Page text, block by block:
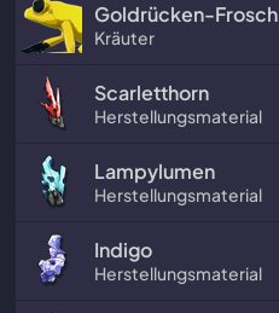
Goldrücken-Frosch
Kräuter
Scarletthorn
Herstellungsmaterial
Lampylumen
Herstellungsmaterial
Indigo
Herstellungsmaterial